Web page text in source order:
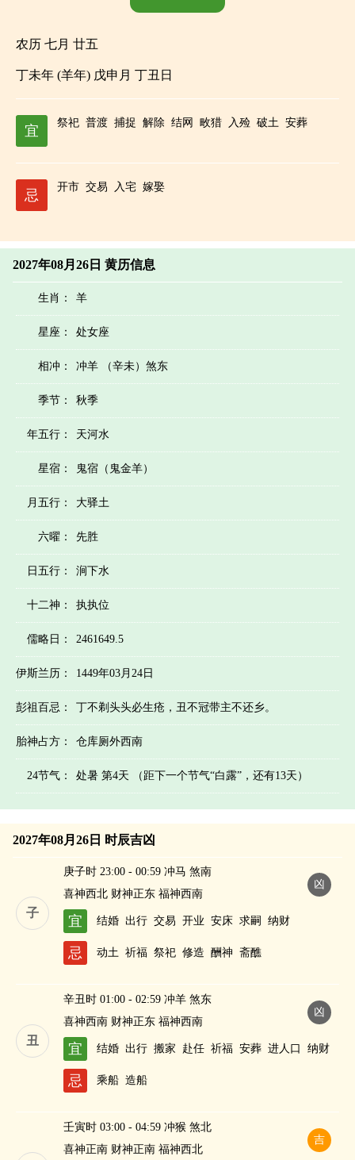
农历 七月 廿五
丁未年 (羊年) 戊申月 丁丑日
宜
祭祀 普渡 捕捉 解除 结网 畋猎 入殓 破土 安葬
忌
开市 交易 入宅 嫁娶
2027年08月26日 黄历信息
生肖： 羊
星座： 处女座
相冲： 冲羊 （辛未）煞东
季节： 秋季
年五行： 天河水
星宿： 鬼宿（鬼金羊）
月五行： 大驿土
六曜： 先胜
日五行： 涧下水
十二神： 执执位
儒略日： 2461649.5
伊斯兰历： 1449年03月24日
彭祖百忌： 丁不剃头头必生疮，丑不冠带主不还乡。
胎神占方： 仓库厕外西南
24节气： 处暑 第4天 （距下一个节气“白露”，还有13天）
2027年08月26日 时辰吉凶
子
凶
庚子时 23:00 - 00:59 冲马 煞南
喜神西北 财神正东 福神西南
宜 结婚 出行 交易 开业 安床 求嗣 纳财
忌 动土 祈福 祭祀 修造 酬神 斋醮
丑
凶
辛丑时 01:00 - 02:59 冲羊 煞东
喜神西南 财神正东 福神西南
宜 结婚 出行 搬家 赴任 祈福 安葬 进人口 纳财
忌 乘船 造船
吉
壬寅时 03:00 - 04:59 冲猴 煞北
喜神正南 财神正南 福神西北